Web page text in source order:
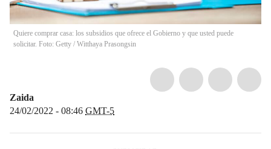
Quiere comprar casa: los subsidios que ofrece el Gobierno y que usted puede
solicitar. Foto: Getty / Witthaya Prasongsin
Zaida
24/02/2022 - 08:46 GMT-5